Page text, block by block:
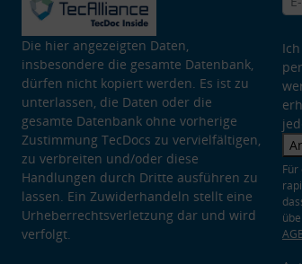
Die hier angezeigten Daten,
insbesondere die gesamte Datenbank,
dürfen nicht kopiert werden. Es ist zu
unterlassen, die Daten oder die
gesamte Datenbank ohne vorherige
Zustimmung TecDocs zu vervielfältigen,
zu verbreiten und/oder diese
Handlungen durch Dritte ausführen zu
lassen. Ein Zuwiderhandeln stellt eine
Urheberrechtsverletzung dar und wird
verfolgt.